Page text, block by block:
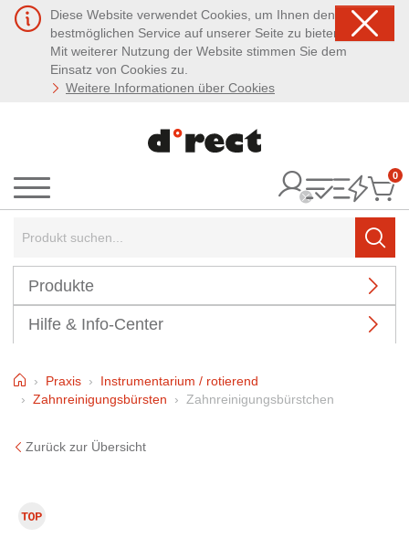
Diese Website verwendet Cookies, um Ihnen den
bestmöglichen Service auf unserer Seite zu bieten.
Mit weiterer Nutzung der Website stimmen Sie dem
Einsatz von Cookies zu.
Weitere Informationen über Cookies
Menü
0
Produkte
Hilfe & Info-Center
HomePraxis
Instrumentarium / rotierend
Zahnreinigungsbürsten
Zahnreinigungsbürstchen
Zurück zur Übersicht